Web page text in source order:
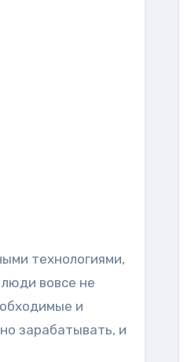
технологиями,
вовсе не
и
зарабатывать, и